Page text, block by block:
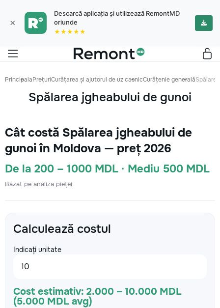
×
Descarcă aplicația și utilizează RemontMD
oriunde
★★★★★
PrincipalaPrețuriCurățarea și ajutorul de uz casnicCurățenie generală
Spălarea jgheabului de gunoi
Cât costă Spălarea jgheabului de
gunoi în Moldova — preț 2026
De la 200 – 1000 MDL · Mediu 500 MDL
Bazat pe analiza pieței
Calculează costul
Indicați unitate
Cost estimativ: 2.000 – 10.000 MDL
(5.000 MDL avg)